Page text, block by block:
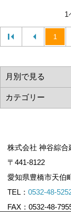
1
1
株式会社 神谷綜
〒441-8122
愛知県豊橋市天伯
TEL： 0532-48-
FAX：0532-48-